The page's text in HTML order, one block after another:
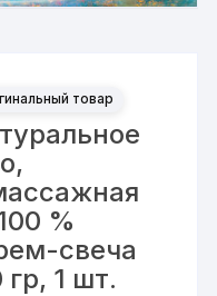
товар
%
свеча
гр, 1 шт.